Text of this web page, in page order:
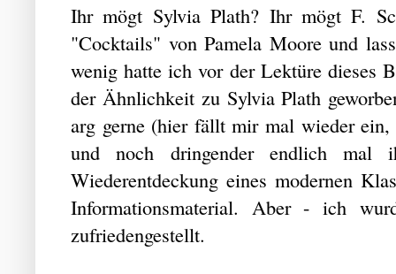
Ihr mögt Sylvia Plath? Ihr mögt F.
"Cocktails" von Pamela Moore und
wenig hatte ich vor der Lektüre dieses
der Ähnlichkeit zu Sylvia Plath
arg gerne (hier fällt mir mal wieder
und noch dringender endlich mal
Wiederentdeckung eines modernen
Informationsmaterial. Aber - ich
zufriedengestellt.